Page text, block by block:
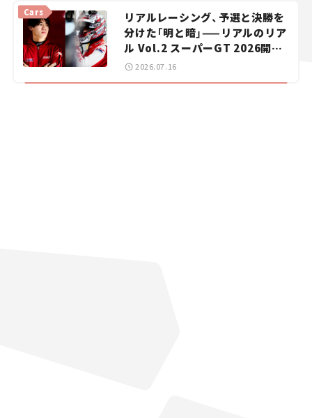
リアルレーシング、予選と決勝を
分けた「明と暗」——リアルのリア
ル Vol.2 スーパーGT 2026開幕
戦 岡山国際サーキット
Cars
2026.07.16